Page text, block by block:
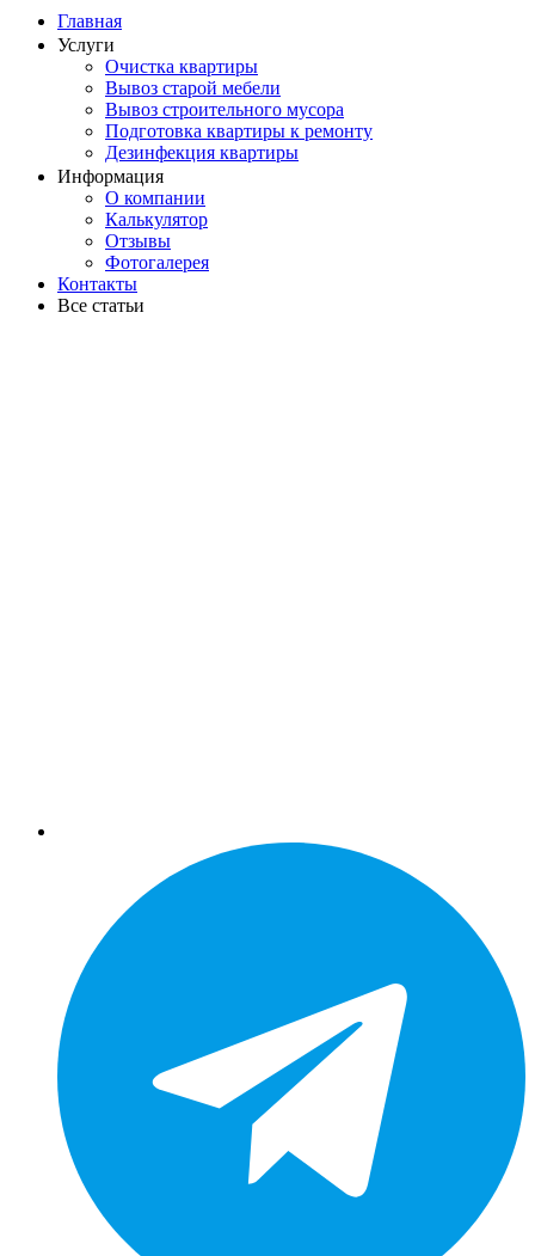
Главная
Услуги
Очистка квартиры
Вывоз старой мебели
Вывоз строительного мусора
Подготовка квартиры к ремонту
Дезинфекция квартиры
Информация
О компании
Калькулятор
Отзывы
Фотогалерея
Контакты
Все статьи